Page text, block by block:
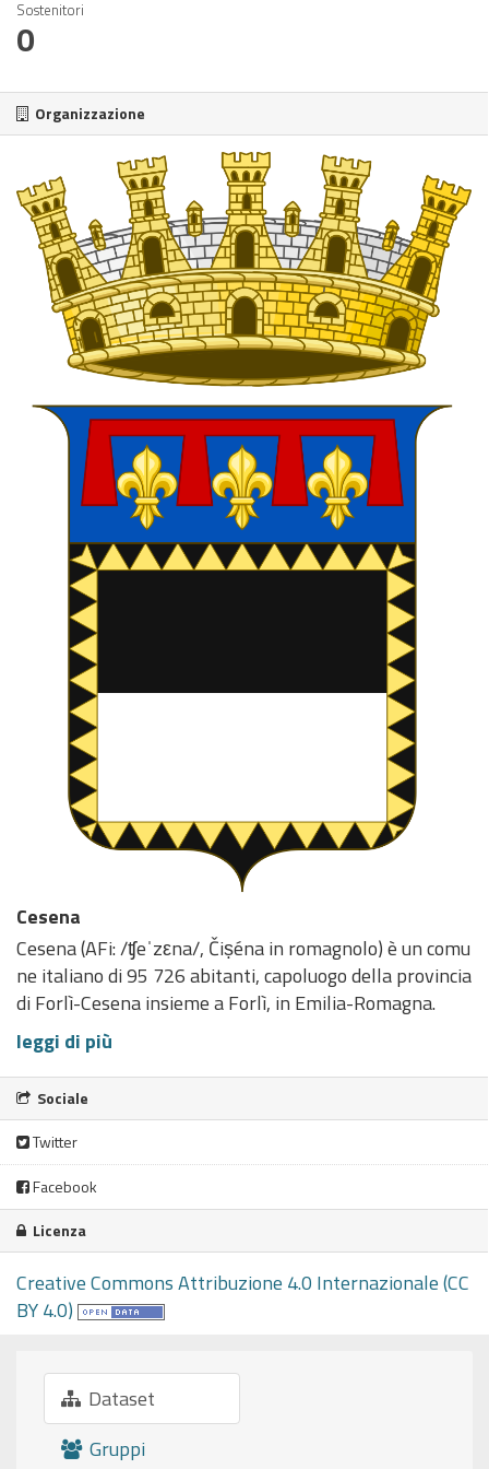
Sostenitori
0
Organizzazione
Cesena
Cesena (AFi: /ʧeˈzεna/, Čiṣéna in romagnolo) è un comu
ne italiano di 95 726 abitanti, capoluogo della provincia
di Forlì-Cesena insieme a Forlì, in Emilia-Romagna.
leggi di più
Sociale
Twitter
Facebook
Licenza
Creative Commons Attribuzione 4.0 Internazionale (CC
BY 4.0)
Dataset
Gruppi